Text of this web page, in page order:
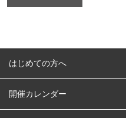
はじめての方へ
はじめての方へ
開催カレンダー